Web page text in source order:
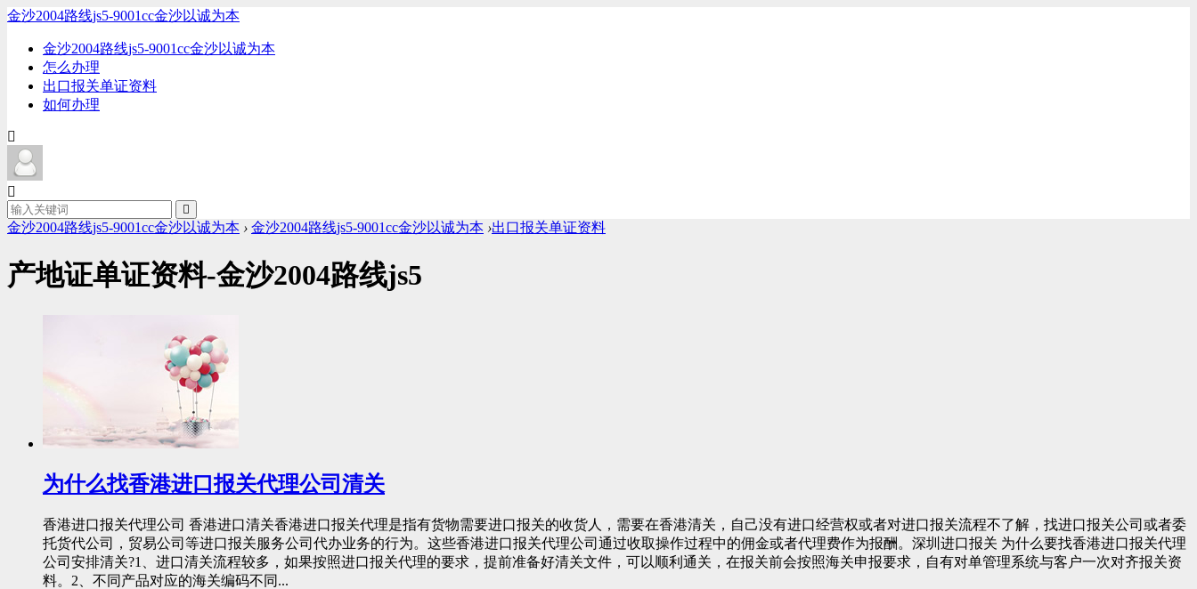
金沙2004路线js5-9001cc金沙以诚为本
金沙2004路线js5-9001cc金沙以诚为本
怎么办理
出口报关单证资料
如何办理
金沙2004路线js5-9001cc金沙以诚为本 › 金沙2004路线js5-9001cc金沙以诚为本 ›出口报关单证资料
产地证单证资料-金沙2004路线js5
为什么找香港进口报关代理公司清关
香港进口报关代理公司 香港进口清关香港进口报关代理是指有货物需要进口报关的收货人，需要在香港清关，自己没有进口经营权或者对进口报关流程不了解，找进口报关公司或者委
托货代公司，贸易公司等进口报关服务公司代办业务的行为。这些香港进口报关代理公司通过收取操作过程中的佣金或者代理费作为报酬。深圳进口报关 为什么要找香港进口报关代理
公司安排清关?1、进口清关流程较多，如果按照进口报关代理的要求，提前准备好清关文件，可以顺利通关，在报关前会按照海关申报要求，自有对单管理系统与客户一次对齐报关资
料。2、不同产品对应的海关编码不同...